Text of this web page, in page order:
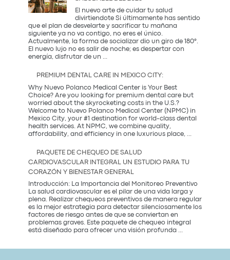
Tradición
El nuevo arte de cuidar tu salud
divirtiendote Si últimamente has sentido
que el plan de desvelarte y sacrificar tu mañana
siguiente ya no va contigo, no eres el único.
Actualmente, la forma de socializar dio un giro de 180°.
El nuevo lujo no es salir de noche; es despertar con
energía, disfrutar de un ...
una
Party?
Descubre
la
tendencia
más
saludable
del
PREMIUM DENTAL CARE IN MEXICO CITY:
Why Nuevo Polanco Medical Center is Your Best
Choice? Are you looking for premium dental care but
worried about the skyrocketing costs in the U.S.?
Welcome to Nuevo Polanco Medical Center (NPMC) in
Mexico City, your #1 destination for world-class dental
health services. At NPMC, we combine quality,
affordability, and efficiency in one luxurious place,
PAQUETE DE CHEQUEO DE SALUD
CARDIOVASCULAR INTEGRAL UN ESTUDIO PARA TU
CORAZÓN Y BIENESTAR GENERAL
Introducción: La Importancia del Monitoreo Preventivo
La salud cardiovascular es el pilar de una vida larga y
plena. Realizar chequeos preventivos de manera regular
es la mejor estrategia para detectar silenciosamente los
factores de riesgo antes de que se conviertan en
problemas graves. Este paquete de chequeo integral
está diseñado para ofrecer una visión profunda ...